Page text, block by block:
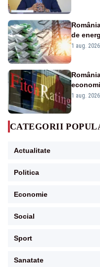
de
Analiză
1 aug.
„BBB-”
1 aug.
CATEGORII
Actualitate
Politica
Economie
Social
Sport
Sanatate